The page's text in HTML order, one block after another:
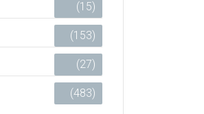
(15)
(153)
(27)
(483)